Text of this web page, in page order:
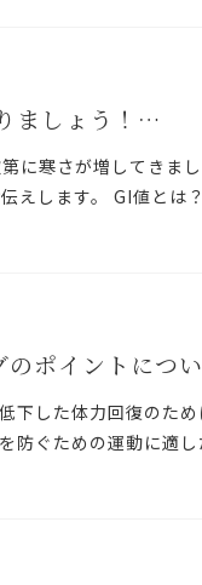
ましょう！…
に寒さが増してきま
えします。 GI値とは？
のポイントにつ
下した体力回復のた
防ぐための運動に適し